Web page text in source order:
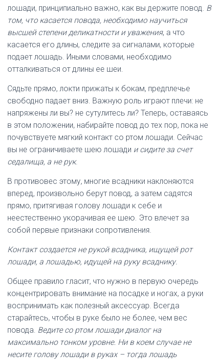
лошади, принципиально важно, как вы держите повод. В
том, что касается повода, необходимо научиться
высшей степени деликатности и уважения, а что
касается его длины, следите за сигналами, которые
подает лошадь. Иными словами, необходимо
отталкиваться от длины ее шеи.
Сядьте прямо, локти прижаты к бокам, предплечье
свободно падает вниз. Важную роль играют плечи: не
напряжены ли вы? не сутулитесь ли? Теперь, оставаясь
в этом положении, набирайте повод до тех пор, пока не
почувствуете мягкий контакт со ртом лошади. Сейчас
вы не ограничиваете шею лошади и сидите за счет
седалища, а не рук.
В противовес этому, многие всадники наклоняются
вперед, произвольно берут повод, а затем садятся
прямо, притягивая голову лошади к себе и
неестественно укорачивая ее шею. Это влечет за
собой первые признаки сопротивления.
Контакт создается не рукой всадника, ищущей рот
лошади, а лошадью, идущей на руку всаднику.
Общее правило гласит, что нужно в первую очередь
концентрировать внимание на посадке и ногах, а руки
воспринимать как полезный аксессуар. Всегда
старайтесь, чтобы в руке было не более, чем вес
повода. Ведите со ртом лошади диалог на
максимально тонком уровне. Ни в коем случае не
несите голову лошади в руках – тогда лошадь